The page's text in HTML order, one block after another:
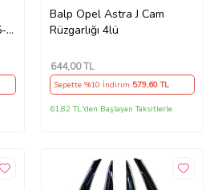
Balp Opel Astra J Cam
Rüzgarlığı 4lü
644,00 TL
Sepette %10 İndirim 579,60 TL
61,82 TL'den Başlayan Taksitlerle